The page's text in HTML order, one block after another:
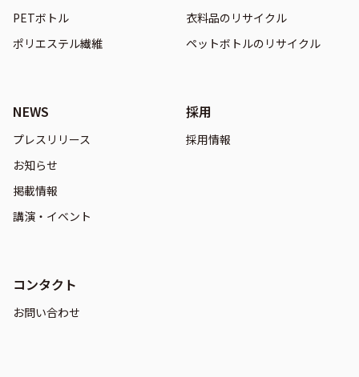
PETボトル
ポリエステル繊維
衣料品のリサイクル
ペットボトルのリサイクル
NEWS
プレスリリース
お知らせ
掲載情報
講演・イベント
採用
採用情報
コンタクト
お問い合わせ